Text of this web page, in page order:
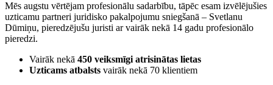
Mēs augstu vērtējam profesionālu sadarbību, tāpēc esam izvēlējušies
uzticamu partneri juridisko pakalpojumu sniegšanā – Svetlanu
Dūmiņu, pieredzējušu juristi ar vairāk nekā 14 gadu profesionālo
pieredzi.
Vairāk nekā 450 veiksmīgi atrisinātas lietas
Uzticams atbalsts vairāk nekā 70 klientiem